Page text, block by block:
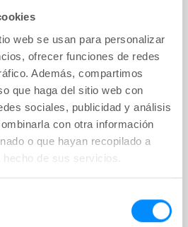
web se usan para personalizar
ofrecer funciones de redes
Además, compartimos
que haga del sitio web con
sociales, publicidad y análisis
con otra información
o que hayan recopilado a
de sus servicios.
ACCT MS
type: